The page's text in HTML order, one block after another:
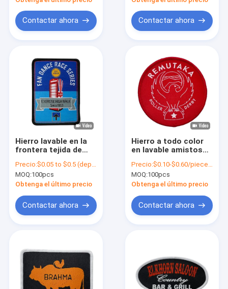
Contactar ahora Contactar ahora
Hierro lavable en la
frontera tejida de
remiendos con color
de PMS
Precio:$0.05 to $0.5 (depends on the design and order quantity)
MOQ:100pcs
Obtenga el último precio
Contactar ahora
Hierro a todo color
en lavable amistosa
remiendo para la
ropa de la ropa
Precio:$0.10-$0.60/piece (depends on the design and order quantity)
MOQ:100pcs
Obtenga el último precio
Contactar ahora